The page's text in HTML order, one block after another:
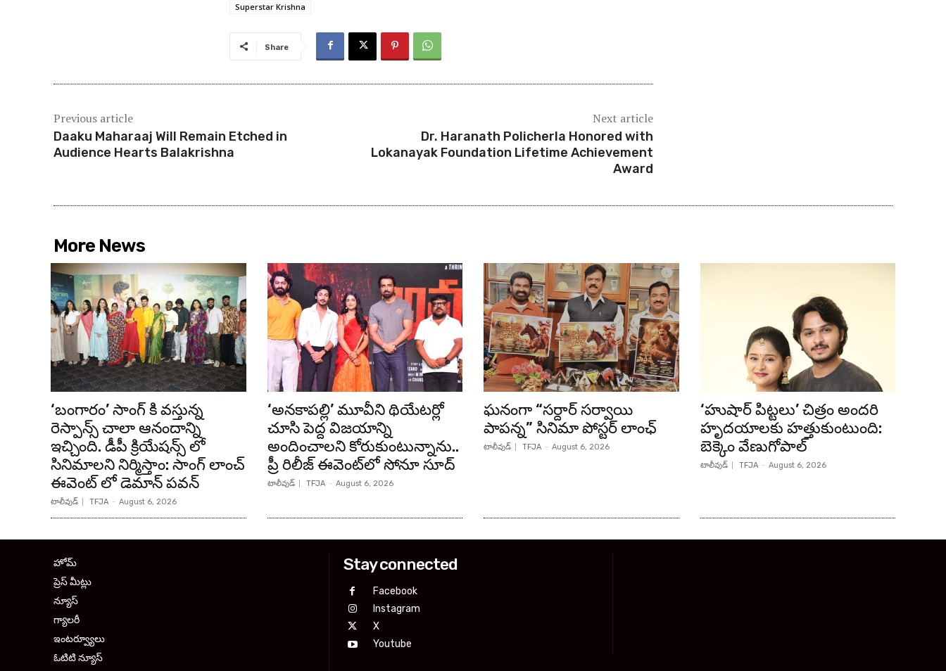
Superstar Krishna
Share
Previous article
Daaku Maharaaj Will Remain Etched in
Audience Hearts Balakrishna
Next article
Dr. Haranath Policherla Honored with
Lokanayak Foundation Lifetime Achievement
Award
More News
‘బంగారం’ సాంగ్ కి వస్తున్న
రెస్పాన్స్ చాలా ఆనందాన్ని
ఇచ్చింది. డీపీ క్రియేషన్స్ లో
సినిమాలని నిర్మిస్తాం: సాంగ్ లాంచ్
ఈవెంట్ లో డెమాన్ పవన్
టాలీవుడ్ TFJA - August 6, 2026
‘అనకాపల్లి’ మూవీని థియేటర్లో
చూసి పెద్ద విజయాన్ని
అందించాలని కోరుకుంటున్నాను..
ప్రీ రిలీజ్ ఈవెంట్‌లో సోనూ సూద్
టాలీవుడ్ TFJA - August 6, 2026
ఘనంగా “సర్దార్ సర్వాయి
పాపన్న” సినిమా పోస్టర్ లాంఛ్
టాలీవుడ్ TFJA - August 6, 2026
‘హుషార్‌ పిట్టలు’ చిత్రం అందరి
హృదయాలకు హత్తుకుంటుంది:
బెక్కెం వేణుగోపాల్‌
టాలీవుడ్ TFJA - August 6, 2026
హోమ్
ప్రెస్ మీట్లు
న్యూస్
గ్యాలరీ
ఇంటర్వ్యూలు
ఓటిటి న్యూస్
Stay connected
Facebook
Instagram
X
Youtube